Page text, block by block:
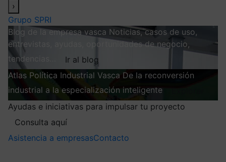
›
Grupo SPRI
Blog de la empresa vasca Noticias, casos de uso,
entrevistas, ayudas, oportunidades de negocio,
tendencias…
Ir al blog
Atlas Política Industrial Vasca De la reconversión
industrial a la especialización inteligente
Ayudas e iniciativas para impulsar tu proyecto
Consulta aquí
Asistencia a empresasContacto